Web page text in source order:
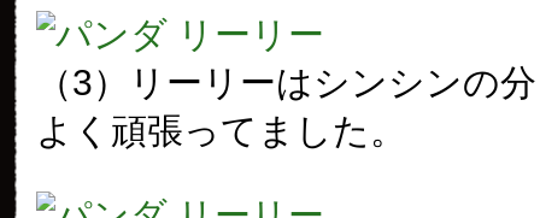
（3）リーリーはシンシンの
よく頑張ってました。